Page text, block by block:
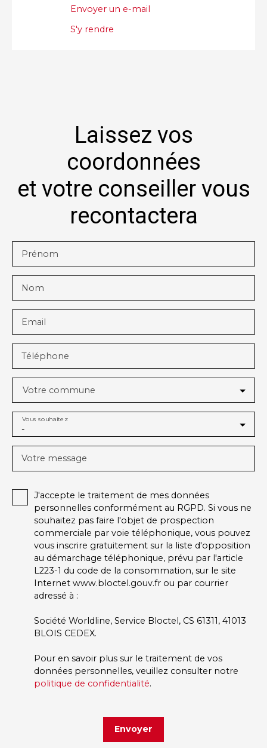
Envoyer un e-mail
S'y rendre
Laissez vos
coordonnées
et votre conseiller vous
recontactera
Prénom
Nom
Email
Téléphone
Votre commune
-
Vous souhaitez
Votre message
J'accepte le traitement de mes données
personnelles conformément au RGPD. Si vous ne
souhaitez pas faire l'objet de prospection
commerciale par voie téléphonique, vous pouvez
vous inscrire gratuitement sur la liste d'opposition
au démarchage téléphonique, prévu par l'article
L223-1 du code de la consommation, sur le site
Internet www.bloctel.gouv.fr ou par courrier
adressé à :
Société Worldline, Service Bloctel, CS 61311, 41013
BLOIS CEDEX.
Pour en savoir plus sur le traitement de vos
données personnelles, veuillez consulter notre
politique de confidentialité.
Envoyer